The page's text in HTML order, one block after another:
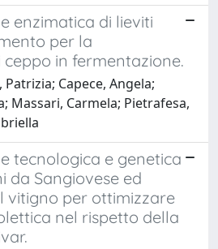
enzimatica di lieviti
per la
in fermentazione.
Capece, Angela;
Massari, Carmela; Pietrafesa,
tecnologica e genetica
da Sangiovese ed
vitigno per ottimizzare
nel rispetto della